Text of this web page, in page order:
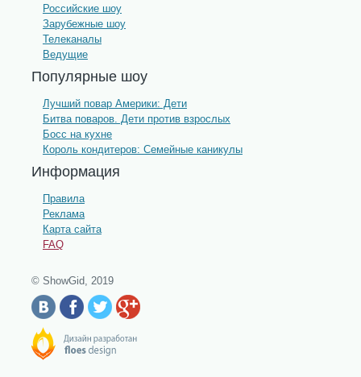
Российские шоу
Зарубежные шоу
Телеканалы
Ведущие
Популярные шоу
Лучший повар Америки: Дети
Битва поваров. Дети против взрослых
Босс на кухне
Король кондитеров: Семейные каникулы
Информация
Правила
Реклама
Карта сайта
FAQ
© ShowGid, 2019